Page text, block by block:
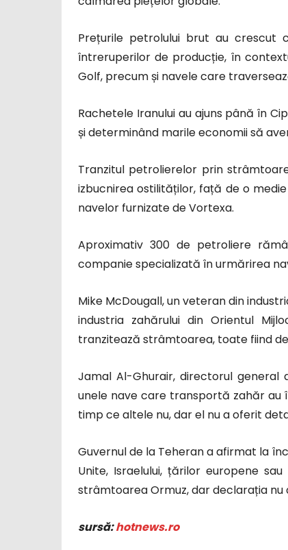
Prețurile petrolului brut au crescut
întreruperilor de producție, în
Golf, precum și navele care
Rachetele Iranului au ajuns până în
și determinând marile economii să
Tranzitul petrolierelor prin
izbucnirea ostilităților, față de o
navelor furnizate de Vortexa.
Aproximativ 300 de petroliere
companie specializată în urmărirea
Mike McDougall, un veteran din
industria zahărului din Orientul
tranzitează strâmtoarea, toate fiind
Jamal Al-Ghurair, directorul general
unele nave care transportă zahăr au
timp ce altele nu, dar el nu a oferit
Guvernul de la Teheran a afirmat la
Unite, Israelului, țărilor europene
strâmtoarea Ormuz, dar declarația nu
sursă:hotnews.ro